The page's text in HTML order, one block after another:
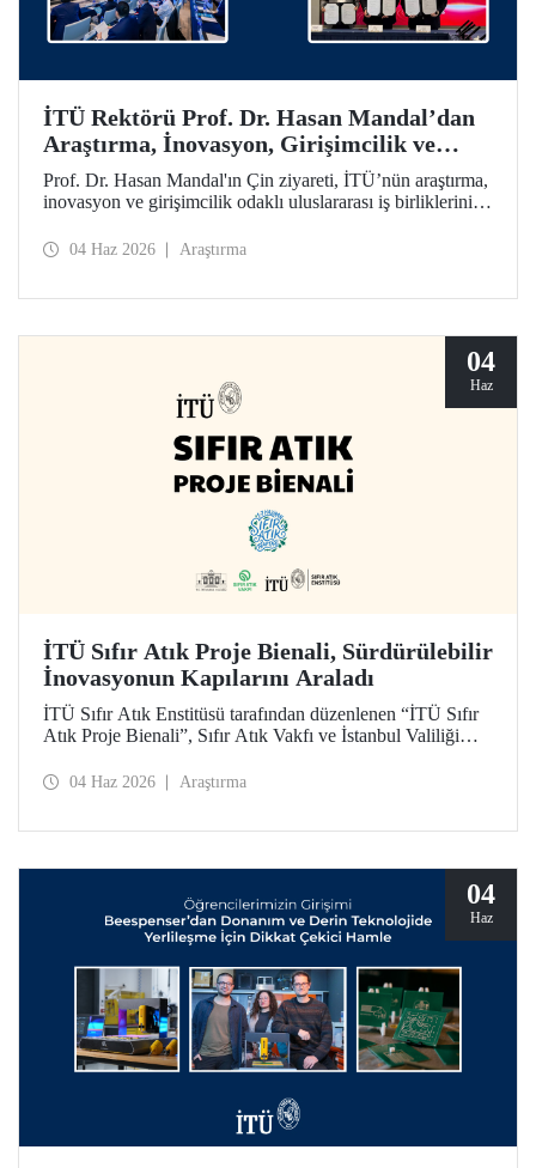
İTÜ Rektörü Prof. Dr. Hasan Mandal’dan
Araştırma, İnovasyon, Girişimcilik ve
Teknoloji Odaklı Uluslararası İş
Birliklerini Güçlendiren Çin Ziyareti
Prof. Dr. Hasan Mandal'ın Çin ziyareti, İTÜ’nün araştırma,
inovasyon ve girişimcilik odaklı uluslararası iş birliklerini
owned Capital Investment Co. (SSCI) ve TIMC ile İTÜ
04 Haz 2026 Araştırma
04
Haz
İTÜ Sıfır Atık Proje Bienali, Sürdürülebilir
İnovasyonun Kapılarını Araladı
İTÜ Sıfır Atık Enstitüsü tarafından düzenlenen “İTÜ Sıfır
Atık Proje Bienali”, Sıfır Atık Vakfı ve İstanbul Valiliği
kapsamında 3 Haziran 2026’da İTÜ Süleyman Demirel
04 Haz 2026 Araştırma
04
Haz